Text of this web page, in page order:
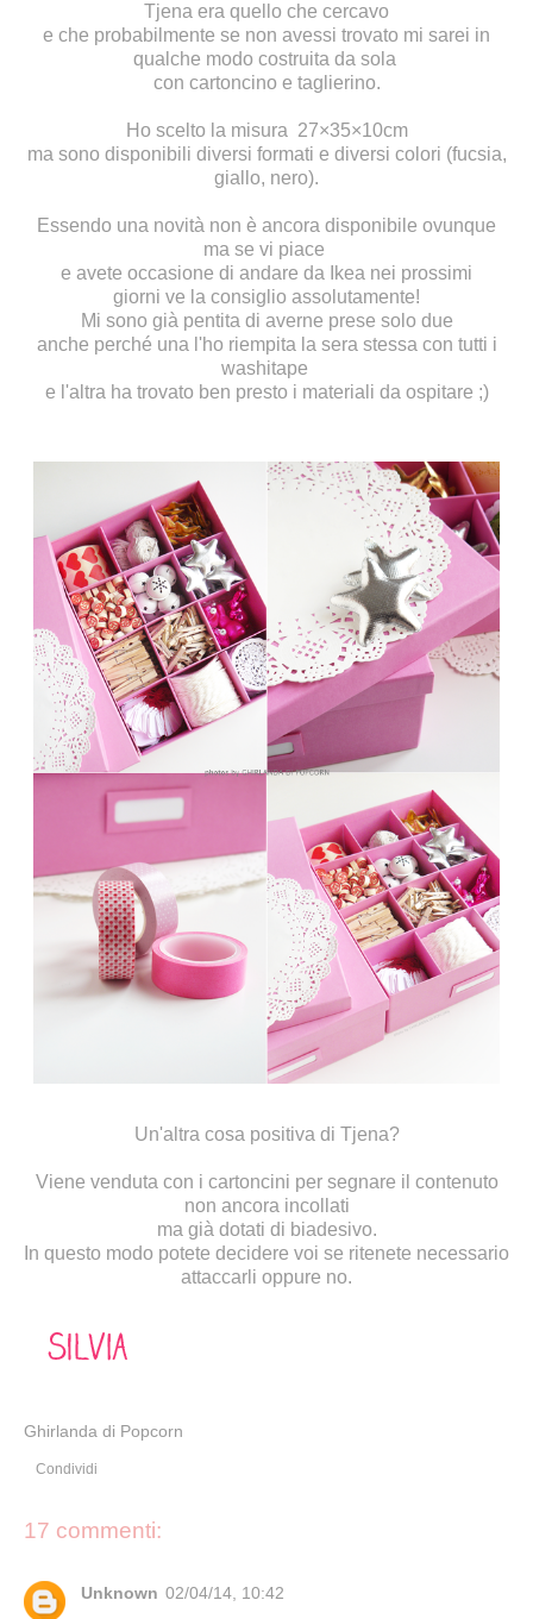
Tjena era quello che cercavo
e che probabilmente se non avessi trovato mi sarei in
qualche modo costruita da sola
con cartoncino e taglierino.
Ho scelto la misura 27×35×10cm
ma sono disponibili diversi formati e diversi colori (fucsia,
giallo, nero).
Essendo una novità non è ancora disponibile ovunque
ma se vi piace
e avete occasione di andare da Ikea nei prossimi
giorni ve la consiglio assolutamente!
Mi sono già pentita di averne prese solo due
anche perché una l'ho riempita la sera stessa con tutti i
washitape
e l'altra ha trovato ben presto i materiali da ospitare ;)
Un'altra cosa positiva di Tjena?
Viene venduta con i cartoncini per segnare il contenuto
non ancora incollati
ma già dotati di biadesivo.
In questo modo potete decidere voi se ritenete necessario
attaccarli oppure no.
Ghirlanda di Popcorn
Condividi
17 commenti:
Unknown 02/04/14, 10:42